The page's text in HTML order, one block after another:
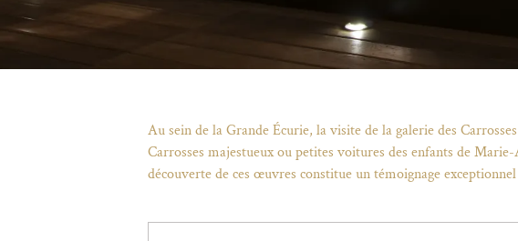
Au sein de la Grande Écurie, la visite de la galerie des
Carrosses majestueux ou petites voitures des enfants de
découverte de ces œuvres constitue un témoignage